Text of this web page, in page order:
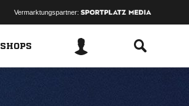
Vermarktungspartner:
SHOPS